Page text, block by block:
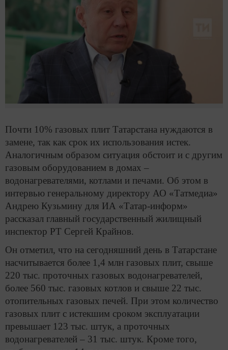
Почти 10% газовых плит Татарстана нуждаются в
замене, так как срок их использования истек.
Аналогичным образом ситуация обстоит и с другим
газовым оборудованием в домах –
водонагревателями, котлами и печами. Об этом в
интервью генеральному директору АО «Татмедиа»
Андрею Кузьмину для ИА «Татар-информ»
рассказал главный государственный жилищный
инспектор РТ Сергей Крайнов.
Он отметил, что на сегодняшний день в Татарстане
насчитывается более 1,4 млн газовых плит, свыше
220 тыс. проточных газовых водонагревателей,
более 560 тыс. газовых котлов и свыше 22 тыс.
отопительных газовых печей. При этом количество
газовых плит с истекшим сроком эксплуатации
превышает 123 тыс. штук, а проточных
водонагревателей – 31 тыс. штук. Кроме того,